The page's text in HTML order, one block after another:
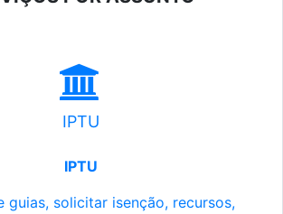
IPTU
IPTU
guias, solicitar isenção, recursos,